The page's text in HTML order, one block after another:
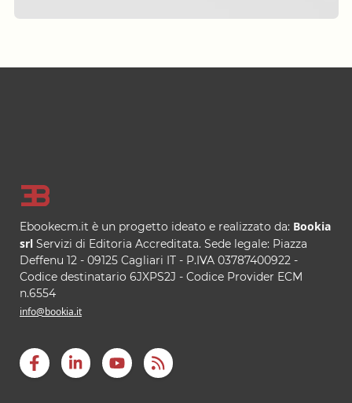
Ebookecm.it è un progetto ideato e realizzato da: Bookia
srl Servizi di Editoria Accreditata. Sede legale: Piazza
Deffenu 12 - 09125 Cagliari IT - P.IVA 03787400922 -
Codice destinatario 6JXPS2J - Codice Provider ECM
n.6554
info@bookia.it